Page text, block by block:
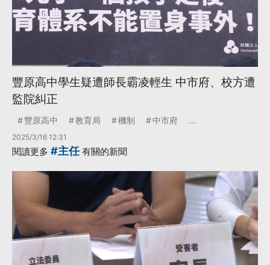
豐原高中學生疑遭師長霸凌輕生 中市府、校方遭
監院糾正
豐原高中 教育局 機制 中市府 ...
2025/3/16 12:31
閱讀更多 #主任有關的新聞